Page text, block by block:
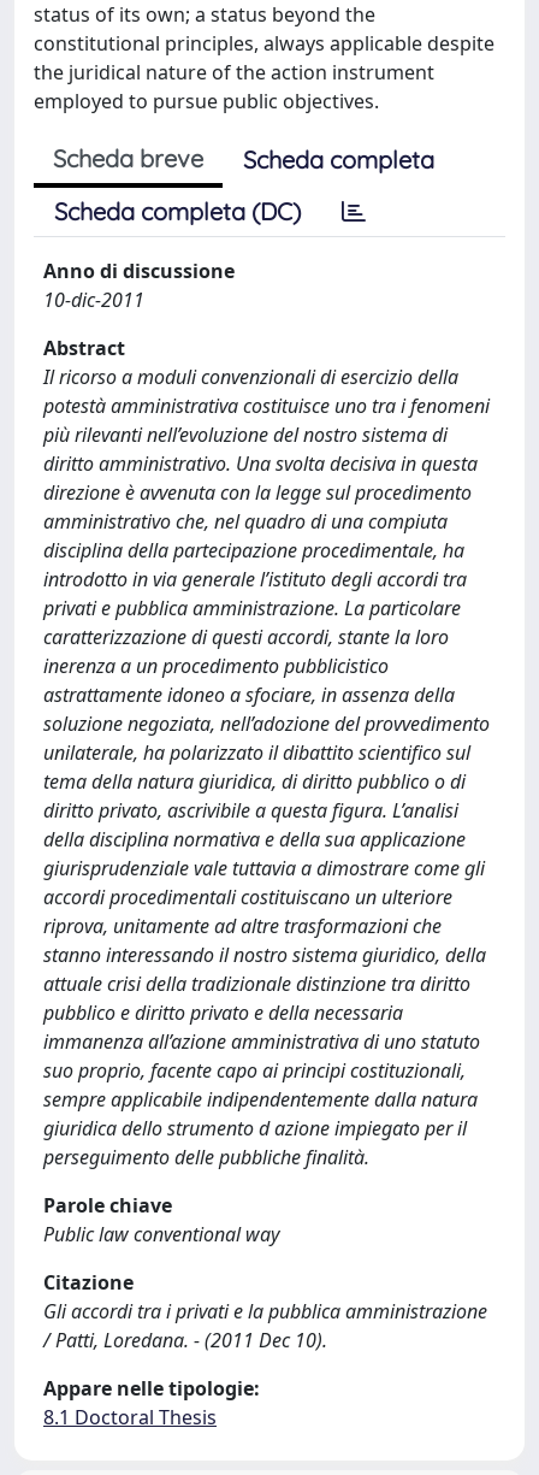
status of its own; a status beyond the
constitutional principles, always applicable despite
the juridical nature of the action instrument
employed to pursue public objectives.
Scheda breve
Scheda completa
Scheda completa (DC)
Anno di discussione
10-dic-2011
Abstract
Il ricorso a moduli convenzionali di esercizio della
potestà amministrativa costituisce uno tra i fenomeni
più rilevanti nell’evoluzione del nostro sistema di
diritto amministrativo. Una svolta decisiva in questa
direzione è avvenuta con la legge sul procedimento
amministrativo che, nel quadro di una compiuta
disciplina della partecipazione procedimentale, ha
introdotto in via generale l’istituto degli accordi tra
privati e pubblica amministrazione. La particolare
caratterizzazione di questi accordi, stante la loro
inerenza a un procedimento pubblicistico
astrattamente idoneo a sfociare, in assenza della
soluzione negoziata, nell’adozione del provvedimento
unilaterale, ha polarizzato il dibattito scientifico sul
tema della natura giuridica, di diritto pubblico o di
diritto privato, ascrivibile a questa figura. L’analisi
della disciplina normativa e della sua applicazione
giurisprudenziale vale tuttavia a dimostrare come gli
accordi procedimentali costituiscano un ulteriore
riprova, unitamente ad altre trasformazioni che
stanno interessando il nostro sistema giuridico, della
attuale crisi della tradizionale distinzione tra diritto
pubblico e diritto privato e della necessaria
immanenza all’azione amministrativa di uno statuto
suo proprio, facente capo ai principi costituzionali,
sempre applicabile indipendentemente dalla natura
giuridica dello strumento d azione impiegato per il
perseguimento delle pubbliche finalità.
Parole chiave
Public law conventional way
Citazione
Gli accordi tra i privati e la pubblica amministrazione
/ Patti, Loredana. - (2011 Dec 10).
Appare nelle tipologie:
8.1 Doctoral Thesis